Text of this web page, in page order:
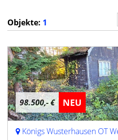
Objekte: 1
98.500,- € NEU
Königs Wusterhausen OT